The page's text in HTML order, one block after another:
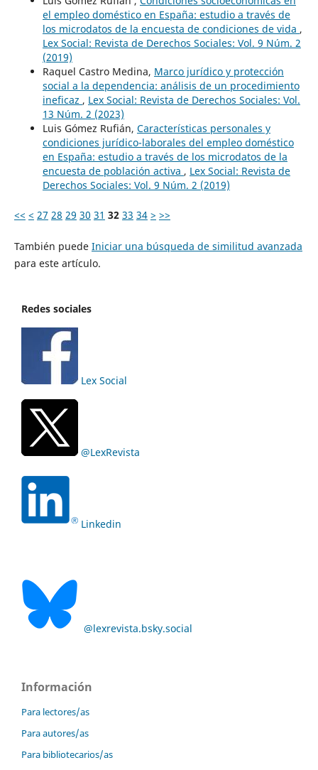
el empleo doméstico en España: estudio a través de
los microdatos de la encuesta de condiciones de vida ,
Lex Social: Revista de Derechos Sociales: Vol. 9 Núm. 2
(2019)
Raquel Castro Medina, Marco jurídico y protección
social a la dependencia: análisis de un procedimiento
ineficaz , Lex Social: Revista de Derechos Sociales: Vol.
13 Núm. 2 (2023)
Luis Gómez Rufián, Características personales y
condiciones jurídico-laborales del empleo doméstico
en España: estudio a través de los microdatos de la
encuesta de población activa , Lex Social: Revista de
Derechos Sociales: Vol. 9 Núm. 2 (2019)
<< < 27 28 29 30 31 32 33 34 > >>
También puede Iniciar una búsqueda de similitud avanzada
para este artículo.
Redes sociales
Lex Social
@LexRevista
Linkedin
@lexrevista.bsky.social
Información
Para lectores/as
Para autores/as
Para bibliotecarios/as